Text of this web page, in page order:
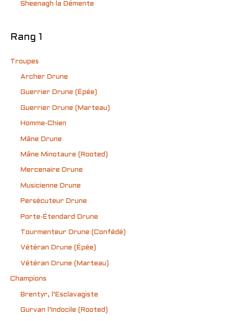
Sheenagh la Démente
Rang 1
Troupes
Archer Drune
Guerrier Drune (Épée)
Guerrier Drune (Marteau)
Homme-Chien
Mâne Drune
Mâne Minotaure (Rooted)
Mercenaire Drune
Musicienne Drune
Persécuteur Drune
Porte-Étendard Drune
Tourmenteur Drune (Confédé)
Vétéran Drune (Épée)
Vétéran Drune (Marteau)
Champions
Brentyr, l’Esclavagiste
Gurvan l’Indocile (Rooted)